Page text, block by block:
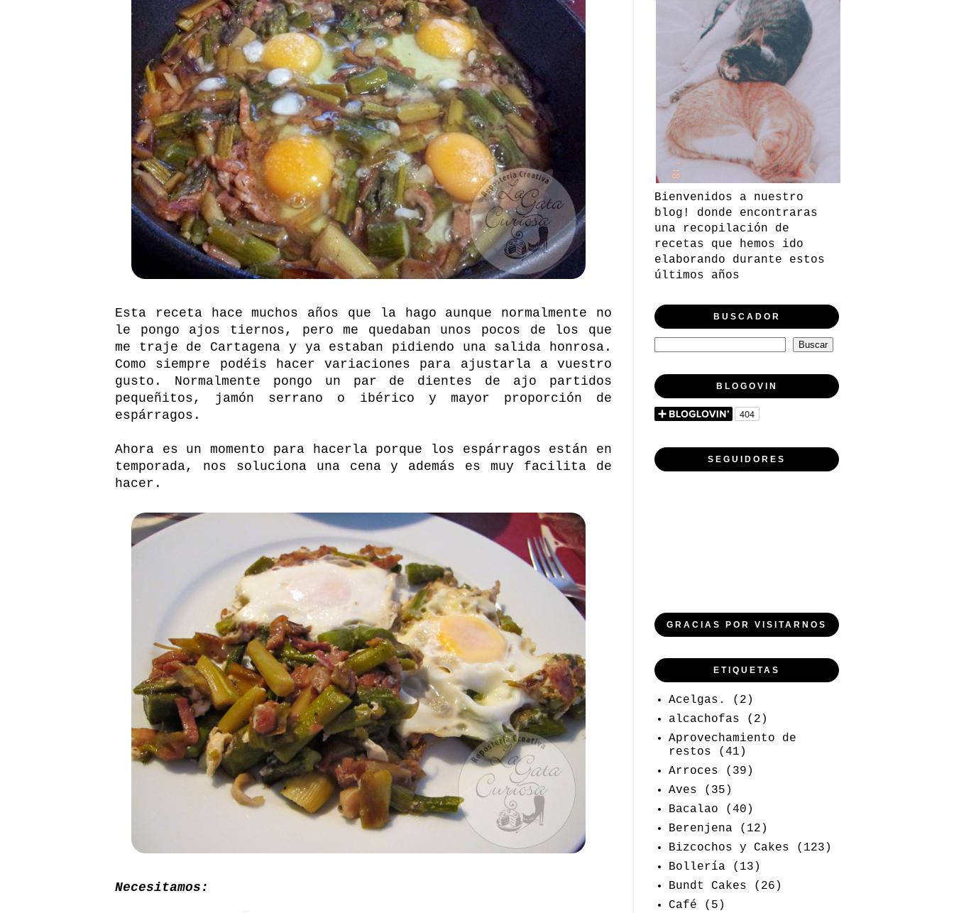
Esta receta hace muchos años que la hago aunque normalmente no
le pongo ajos tiernos, pero me quedaban unos pocos de los que
me traje de Cartagena y ya estaban pidiendo una salida honrosa.
Como siempre podéis hacer variaciones para ajustarla a vuestro
gusto. Normalmente pongo un par de dientes de ajo partidos
pequeñitos, jamón serrano o ibérico y mayor proporción de
espárragos.
Ahora es un momento para hacerla porque los espárragos están en
temporada, nos soluciona una cena y además es muy facilita de
hacer.
Necesitamos:
Bienvenidos a nuestro
blog! donde encontraras
una recopilación de
recetas que hemos ido
elaborando durante estos
últimos años
BUSCADOR
BLOGOVIN
SEGUIDORES
GRACIAS POR VISITARNOS
ETIQUETAS
Acelgas.
(2)
alcachofas
(2)
Aprovechamiento de
restos
(41)
Arroces
(39)
Aves
(35)
Bacalao
(40)
Berenjena
(12)
Bizcochos y Cakes
(123)
Bollería
(13)
Bundt Cakes
(26)
Café
(5)